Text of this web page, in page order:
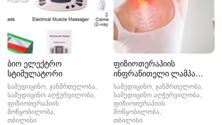
ბიო ელექტრო
სტიმულატორი
სამედიცინო, ჯანმრთელობა,
სამედიცინო აღჭურვილობა,
ფიზიოთერაპიის
მოწყობილობა
თბილისი
ფიზიოთერაპიის
ინფრაწითელი ლამპა
275W
სამედიცინო, ჯანმრთელობა,
სამედიცინო აღჭურვილობა,
ფიზიოთერაპიის
მოწყობილობა
თბილისი